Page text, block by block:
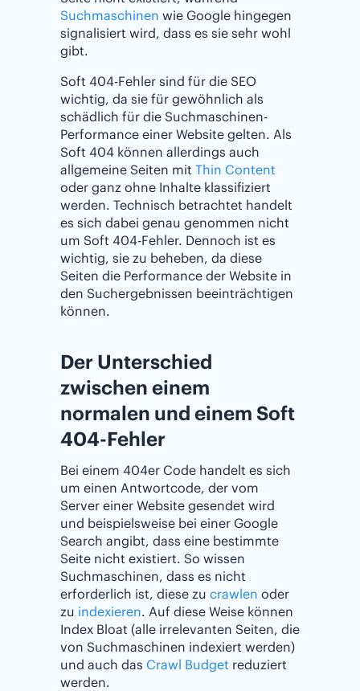
Suchmaschinen wie Google hingegen
signalisiert wird, dass es sie sehr wohl
gibt.
Soft 404-Fehler sind für die SEO
wichtig, da sie für gewöhnlich als
schädlich für die Suchmaschinen-
Performance einer Website gelten. Als
Soft 404 können allerdings auch
allgemeine Seiten mit Thin Content
oder ganz ohne Inhalte klassifiziert
werden. Technisch betrachtet handelt
es sich dabei genau genommen nicht
um Soft 404-Fehler. Dennoch ist es
wichtig, sie zu beheben, da diese
Seiten die Performance der Website in
den Suchergebnissen beeinträchtigen
können.
Der Unterschied
zwischen einem
normalen und einem Soft
404-Fehler
Bei einem 404er Code handelt es sich
um einen Antwortcode, der vom
Server einer Website gesendet wird
und beispielsweise bei einer Google
Search angibt, dass eine bestimmte
Seite nicht existiert. So wissen
Suchmaschinen, dass es nicht
erforderlich ist, diese zu crawlen oder
zu indexieren. Auf diese Weise können
Index Bloat (alle irrelevanten Seiten, die
von Suchmaschinen indexiert werden)
und auch das Crawl Budget reduziert
werden.